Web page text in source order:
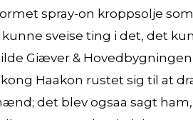
spray-on kroppsolje
sveise ting i det, det
Giæver &
Haakon rustet sig til at
det blev ogsaa sagt